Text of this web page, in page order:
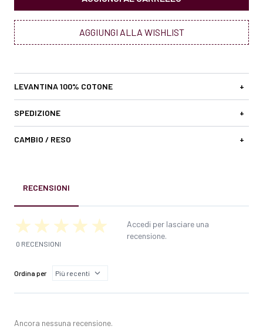
AGGIUNGI ALLA WISHLIST
LEVANTINA 100% COTONE +
SPEDIZIONE +
CAMBIO / RESO +
RECENSIONI
0 RECENSIONI
Accedi per lasciare una
recensione.
Ordina per
Ancora nessuna recensione.